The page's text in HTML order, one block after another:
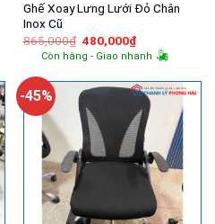
Ghế Xoay Lưng Lưới Đỏ Chân
Inox Cũ
865,000₫ Giá
gốc
là:
480,000₫Giá
hiện
tại
480,000₫.
Còn hàng - Giao nhanh
-45%